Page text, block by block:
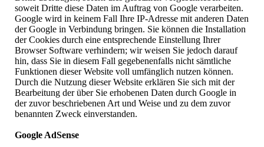
soweit Dritte diese Daten im Auftrag von Google verarbeiten.
Google wird in keinem Fall Ihre IP-Adresse mit anderen Daten
der Google in Verbindung bringen. Sie können die Installation
der Cookies durch eine entsprechende Einstellung Ihrer
Browser Software verhindern; wir weisen Sie jedoch darauf
hin, dass Sie in diesem Fall gegebenenfalls nicht sämtliche
Funktionen dieser Website voll umfänglich nutzen können.
Durch die Nutzung dieser Website erklären Sie sich mit der
Bearbeitung der über Sie erhobenen Daten durch Google in
der zuvor beschriebenen Art und Weise und zu dem zuvor
benannten Zweck einverstanden.
Google AdSense